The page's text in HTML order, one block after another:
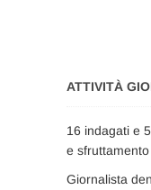
ATTIVITÀ
16 indagati e
e
Giornalista